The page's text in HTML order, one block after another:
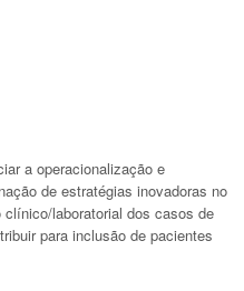
a operacionalização e
de estratégias inovadoras no
laboratorial dos casos de
para inclusão de pacientes